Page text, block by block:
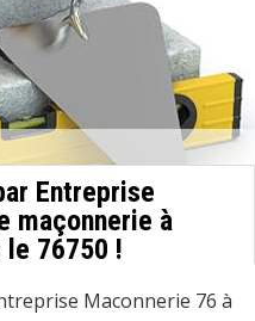
Entreprise
maçonnerie à
le 76750 !
Maconnerie 76 à